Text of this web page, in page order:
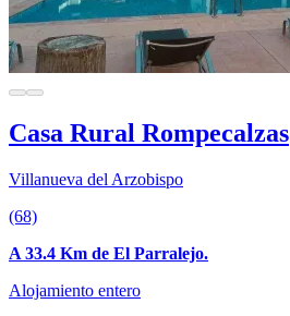
Casa Rural Rompecalzas
Villanueva del Arzobispo
(68)
A 33.4 Km de El Parralejo.
Alojamiento entero